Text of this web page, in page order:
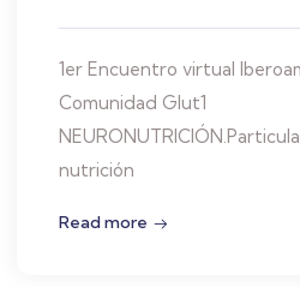
1er Encuentro virtual
Comunidad Glut1
nutrición
Read more